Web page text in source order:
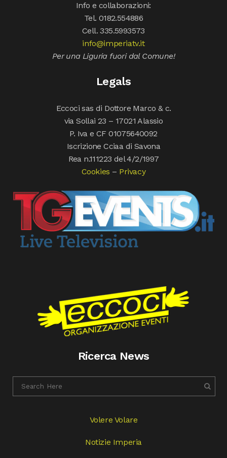
Info e collaborazioni:
Tel. 0182.554886
Cell. 335.5993573
info@imperiatv.it
Per una Liguria fuori dal Comune!
Legals
Eccoci sas di Dottore Marco & c.
via Sollai 23 – 17021 Alassio
P. Iva e CF 01075640092
Iscrizione Cciaa di Savona
Rea n.111223 del 4/2/1997
Cookies – Privacy
Ricerca News
Volere Volare
Notizie Imperia